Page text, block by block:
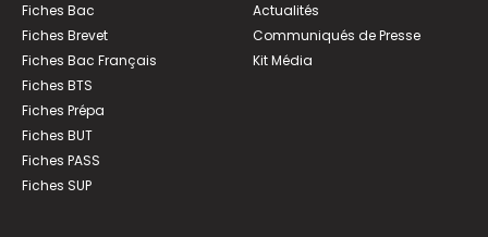
Fiches Bac
Fiches Brevet
Fiches Bac Français
Fiches BTS
Fiches Prépa
Fiches BUT
Fiches PASS
Fiches SUP
Actualités
Communiqués de Presse
Kit Média